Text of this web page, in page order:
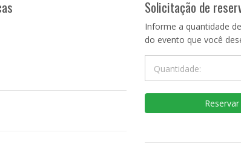
Solicitação de
Informe a quantidade
do evento que você